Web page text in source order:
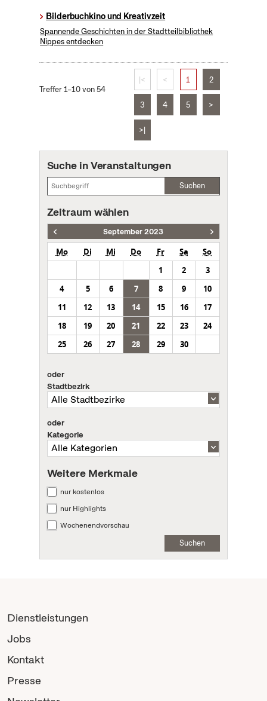
Bilderbuchkino und Kreativzeit
Spannende Geschichten in der Stadtteilbibliothek
Nippes entdecken
Treffer 1–10 von 54
|< < 1 2
3 4 5 >
>|
Suche in Veranstaltungen
Suchen
Zeitraum wählen
September 2023
Mo Di Mi Do Fr Sa
So
1
2
3
4
5 6 7 8 9
10
11
12 13 14 15 16
17
18
19 20 21 22 23
24
25
26 27 28 29 30
oder
Stadtbezirk
oder
Kategorie
Weitere Merkmale
nur kostenlos
nur Highlights
Wochenendvorschau
Suchen
Dienstleistungen
Jobs
Kontakt
Presse